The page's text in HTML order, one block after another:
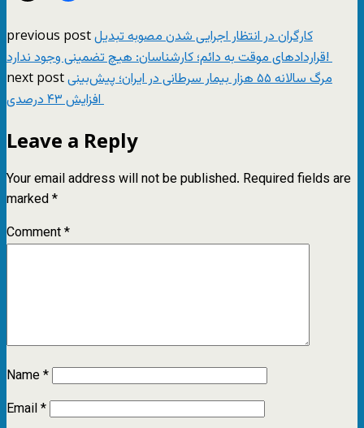
previous postکارگران در انتظار اجرایی شدن مصوبه تبدیل
قراردادهای موقت به دائم؛ کارشناسان: هیچ تضمینی وجود ندارد!
next postمرگ سالانه ۵۵ هزار بیمار سرطانی در ایران؛ پیش‌بینی
افزایش ۴۳ درصدی
Leave a Reply
Your email address will not be published. Required fields are
marked*
Comment*
Name*
Email*